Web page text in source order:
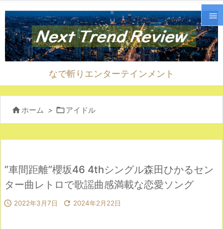


メニ

なで斬りエンターテインメント
ホーム > アイドル
”車間距離”櫻坂46 4thシングル森田ひかるセン
ター曲レトロで歌謡曲感満載な恋愛ソング
 2022年3月7日  2024年2月22日